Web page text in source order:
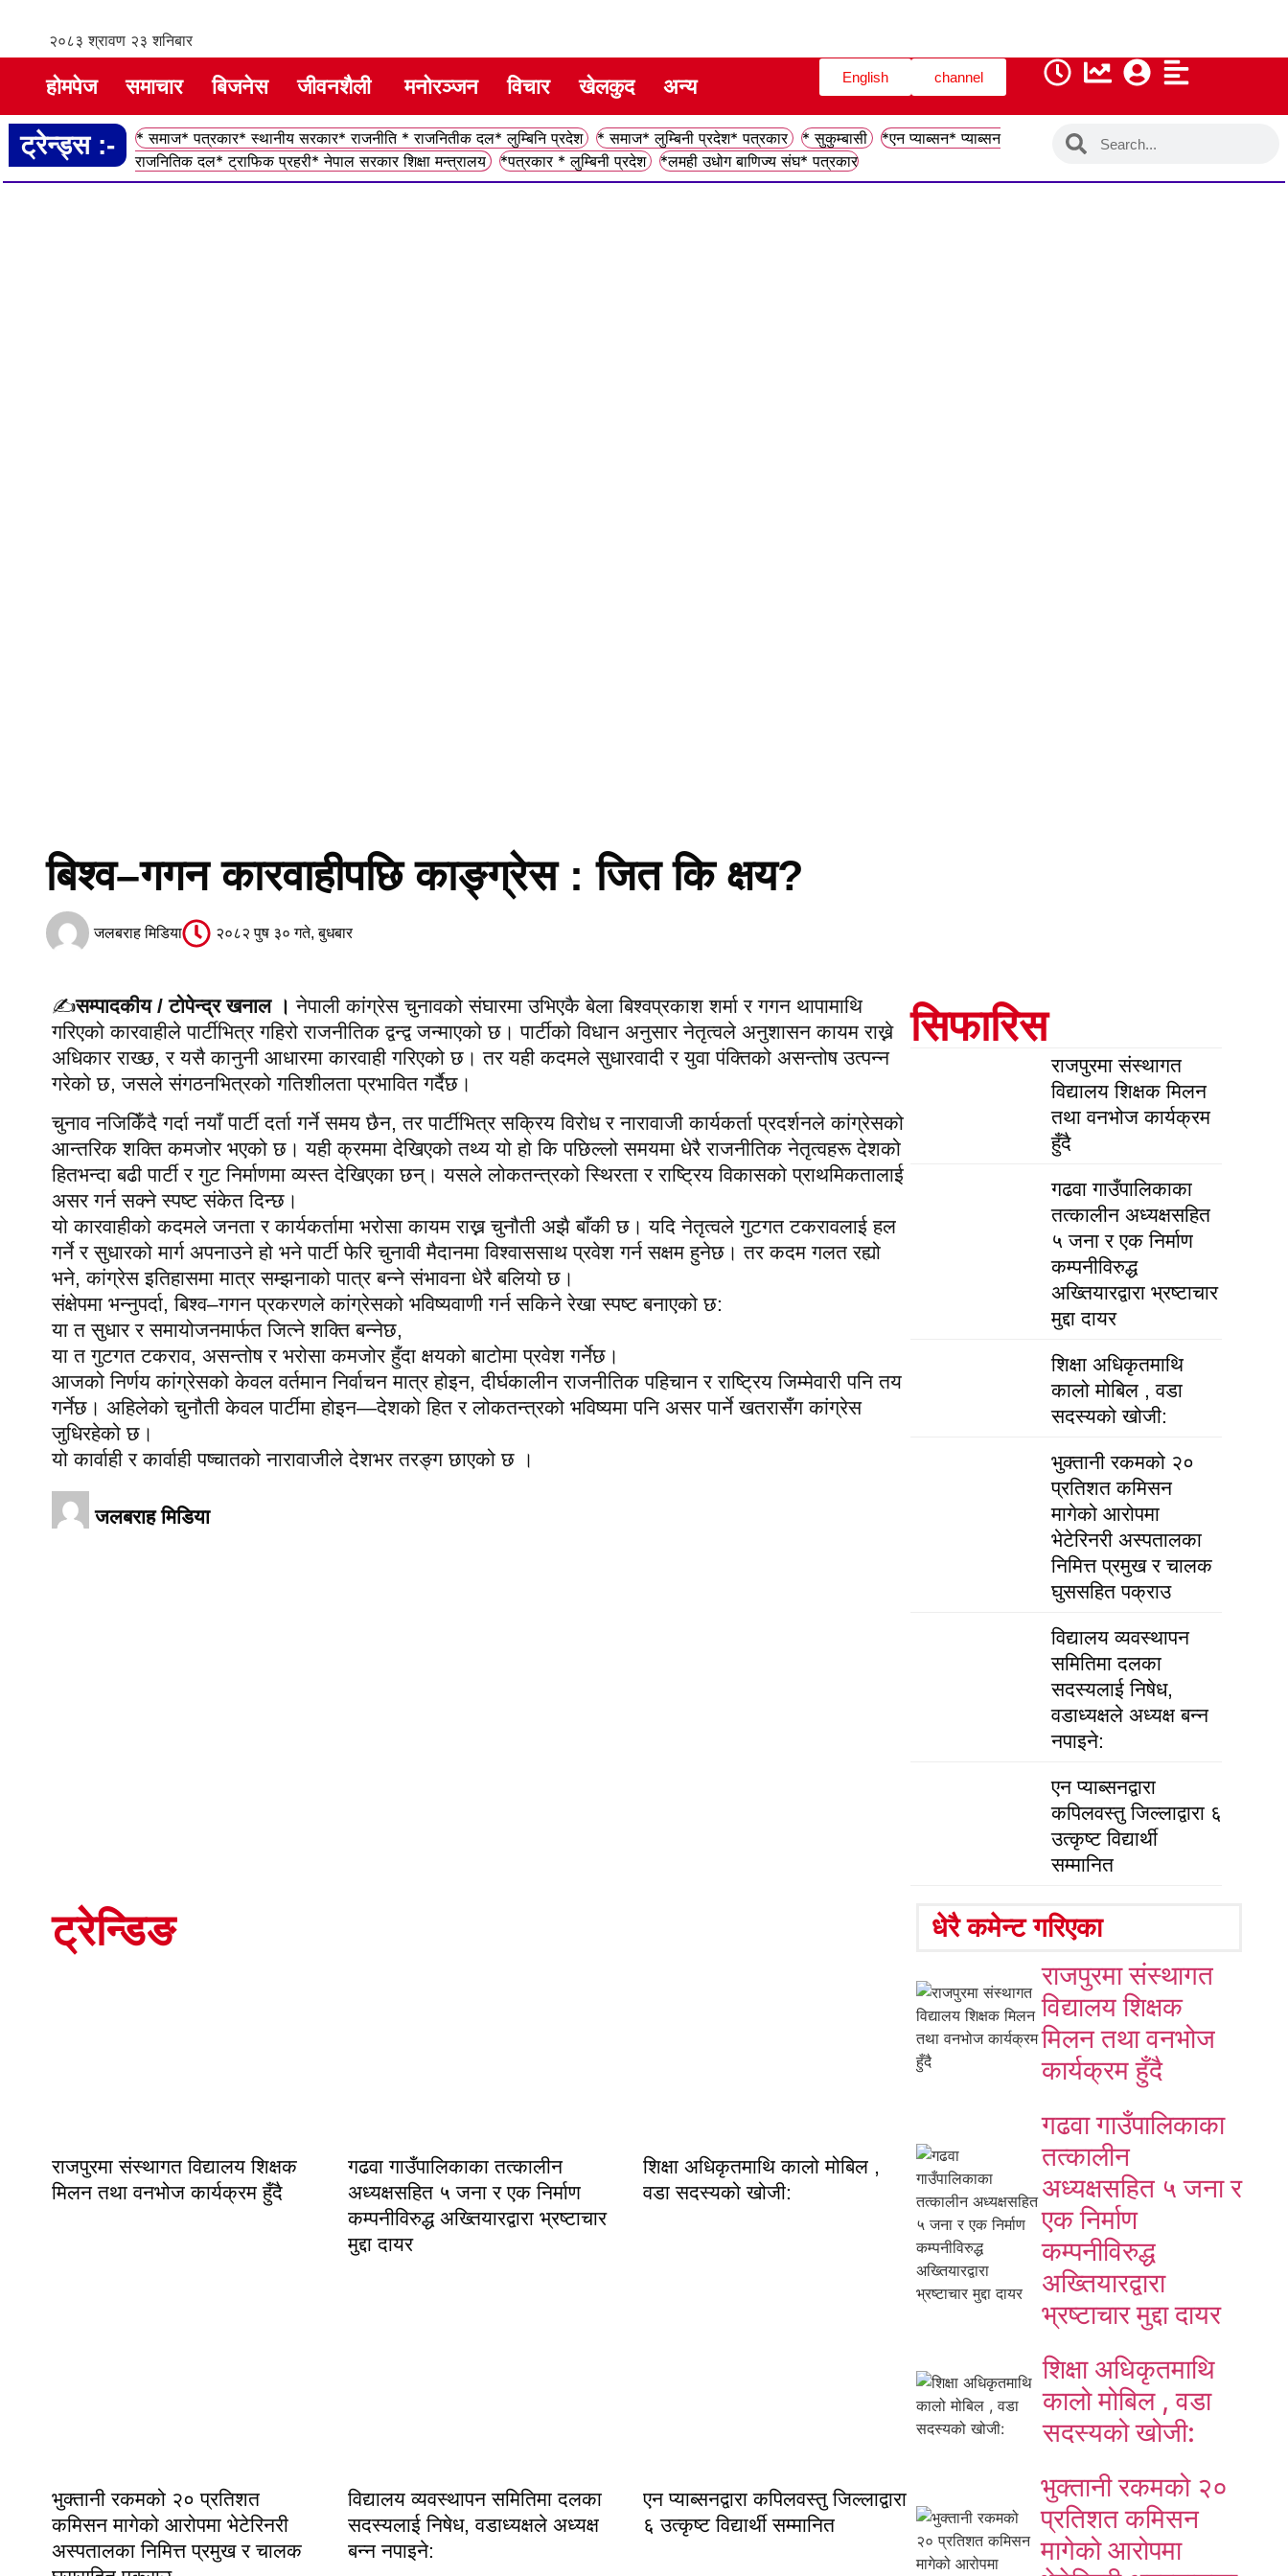
२०८३ श्रावण २३ शनिबार
होमपेज समाचार बिजनेस जीवनशैली मनोरञ्जन विचार खेलकुद अन्य English channel
ट्रेन्ड्स :- * समाज* पत्रकार* स्थानीय सरकार* राजनीति * राजनितीक दल* लुम्बिनि प्रदेश * समाज* लुम्बिनी प्रदेश* पत्रकार * सुकुम्बासी
*एन प्याब्सन* प्याब्सन
राजनितिक दल* ट्राफिक प्रहरी* नेपाल सरकार शिक्षा मन्त्रालय
*पत्रकार * लुम्बिनी प्रदेश *लमही उधोग बाणिज्य संघ* पत्रकार
बिश्व–गगन कारवाहीपछि काङ्ग्रेस : जित कि क्षय?
जलबराह मिडिया २०८२ पुष ३० गते, बुधबार
✍️सम्पादकीय / टोपेन्द्र खनाल । नेपाली कांग्रेस चुनावको संघारमा उभिएकै बेला बिश्वप्रकाश शर्मा र गगन थापामाथि
गरिएको कारवाहीले पार्टीभित्र गहिरो राजनीतिक द्वन्द्व जन्माएको छ। पार्टीको विधान अनुसार नेतृत्वले अनुशासन कायम राख्ने
अधिकार राख्छ, र यसै कानुनी आधारमा कारवाही गरिएको छ। तर यही कदमले सुधारवादी र युवा पंक्तिको असन्तोष उत्पन्न
गरेको छ, जसले संगठनभित्रको गतिशीलता प्रभावित गर्दैछ।
चुनाव नजिकिँदै गर्दा नयाँ पार्टी दर्ता गर्ने समय छैन, तर पार्टीभित्र सक्रिय विरोध र नारावाजी कार्यकर्ता प्रदर्शनले कांग्रेसको
आन्तरिक शक्ति कमजोर भएको छ। यही क्रममा देखिएको तथ्य यो हो कि पछिल्लो समयमा धेरै राजनीतिक नेतृत्वहरू देशको
हितभन्दा बढी पार्टी र गुट निर्माणमा व्यस्त देखिएका छन्। यसले लोकतन्त्रको स्थिरता र राष्ट्रिय विकासको प्राथमिकतालाई
असर गर्न सक्ने स्पष्ट संकेत दिन्छ।
यो कारवाहीको कदमले जनता र कार्यकर्तामा भरोसा कायम राख्न चुनौती अझै बाँकी छ। यदि नेतृत्वले गुटगत टकरावलाई हल
गर्ने र सुधारको मार्ग अपनाउने हो भने पार्टी फेरि चुनावी मैदानमा विश्वाससाथ प्रवेश गर्न सक्षम हुनेछ। तर कदम गलत रह्यो
भने, कांग्रेस इतिहासमा मात्र सम्झनाको पात्र बन्ने संभावना धेरै बलियो छ।
संक्षेपमा भन्नुपर्दा, बिश्व–गगन प्रकरणले कांग्रेसको भविष्यवाणी गर्न सकिने रेखा स्पष्ट बनाएको छ:
या त सुधार र समायोजनमार्फत जित्ने शक्ति बन्नेछ,
या त गुटगत टकराव, असन्तोष र भरोसा कमजोर हुँदा क्षयको बाटोमा प्रवेश गर्नेछ।
आजको निर्णय कांग्रेसको केवल वर्तमान निर्वाचन मात्र होइन, दीर्घकालीन राजनीतिक पहिचान र राष्ट्रिय जिम्मेवारी पनि तय
गर्नेछ। अहिलेको चुनौती केवल पार्टीमा होइन—देशको हित र लोकतन्त्रको भविष्यमा पनि असर पार्ने खतरासँग कांग्रेस
जुधिरहेको छ।
यो कार्वाही र कार्वाही पष्चातको नारावाजीले देशभर तरङ्ग छाएको छ ।
जलबराह मिडिया
सिफारिस
राजपुरमा संस्थागत
विद्यालय शिक्षक मिलन
तथा वनभोज कार्यक्रम
हुँदै
गढवा गाउँपालिकाका
तत्कालीन अध्यक्षसहित
५ जना र एक निर्माण
कम्पनीविरुद्ध
अख्तियारद्वारा भ्रष्टाचार
मुद्दा दायर
शिक्षा अधिकृतमाथि
कालो मोबिल , वडा
सदस्यको खोजी:
भुक्तानी रकमको २०
प्रतिशत कमिसन
मागेको आरोपमा
भेटेरिनरी अस्पतालका
निमित्त प्रमुख र चालक
घुससहित पक्राउ
विद्यालय व्यवस्थापन
समितिमा दलका
सदस्यलाई निषेध,
वडाध्यक्षले अध्यक्ष बन्न
नपाइने:
एन प्याब्सनद्वारा
कपिलवस्तु जिल्लाद्वारा ६
उत्कृष्ट विद्यार्थी
सम्मानित
ट्रेन्डिङ
राजपुरमा संस्थागत विद्यालय शिक्षक
मिलन तथा वनभोज कार्यक्रम हुँदै
गढवा गाउँपालिकाका तत्कालीन
अध्यक्षसहित ५ जना र एक निर्माण
कम्पनीविरुद्ध अख्तियारद्वारा भ्रष्टाचार
मुद्दा दायर
शिक्षा अधिकृतमाथि कालो मोबिल ,
वडा सदस्यको खोजी:
भुक्तानी रकमको २० प्रतिशत
कमिसन मागेको आरोपमा भेटेरिनरी
अस्पतालका निमित्त प्रमुख र चालक
विद्यालय व्यवस्थापन समितिमा दलका
सदस्यलाई निषेध, वडाध्यक्षले अध्यक्ष
बन्न नपाइने:
एन प्याब्सनद्वारा कपिलवस्तु जिल्लाद्वारा
६ उत्कृष्ट विद्यार्थी सम्मानित
धेरै कमेन्ट गरिएका
राजपुरमा संस्थागत
विद्यालय शिक्षक
मिलन तथा वनभोज
कार्यक्रम हुँदै
गढवा गाउँपालिकाका
तत्कालीन
अध्यक्षसहित ५ जना र
एक निर्माण
कम्पनीविरुद्ध
अख्तियारद्वारा
भ्रष्टाचार मुद्दा दायर
शिक्षा अधिकृतमाथि
कालो मोबिल , वडा
सदस्यको खोजी:
भुक्तानी रकमको २०
प्रतिशत कमिसन
मागेको आरोपमा